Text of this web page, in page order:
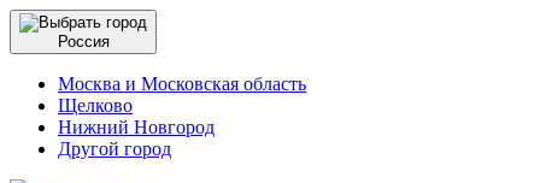
Россия
Москва и Московская область
Щелково
Нижний Новгород
Другой город